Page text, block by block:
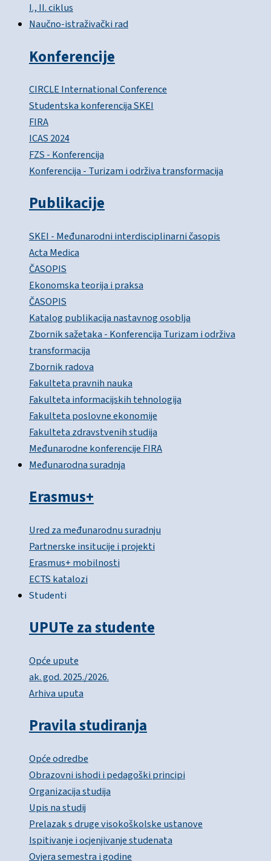
I., II. ciklus
Naučno-istraživački rad
Konferencije
CIRCLE International Conference
Studentska konferencija SKEI
FIRA
ICAS 2024
FZS - Konferencija
Konferencija - Turizam i održiva transformacija
Publikacije
SKEI - Međunarodni interdisciplinarni časopis
Acta Medica
ČASOPIS
Ekonomska teorija i praksa
ČASOPIS
Katalog publikacija nastavnog osoblja
Zbornik sažetaka - Konferencija Turizam i održiva
transformacija
Zbornik radova
Fakulteta pravnih nauka
Fakulteta informacijskih tehnologija
Fakulteta poslovne ekonomije
Fakulteta zdravstvenih studija
Međunarodne konferencije FIRA
Međunarodna suradnja
Erasmus+
Ured za međunarodnu suradnju
Partnerske insitucije i projekti
Erasmus+ mobilnosti
ECTS katalozi
Studenti
UPUTe za studente
Opće upute
ak. god. 2025./2026.
Arhiva uputa
Pravila studiranja
Opće odredbe
Obrazovni ishodi i pedagoški principi
Organizacija studija
Upis na studij
Prelazak s druge visokoškolske ustanove
Ispitivanje i ocjenjivanje studenata
Ovjera semestra i godine